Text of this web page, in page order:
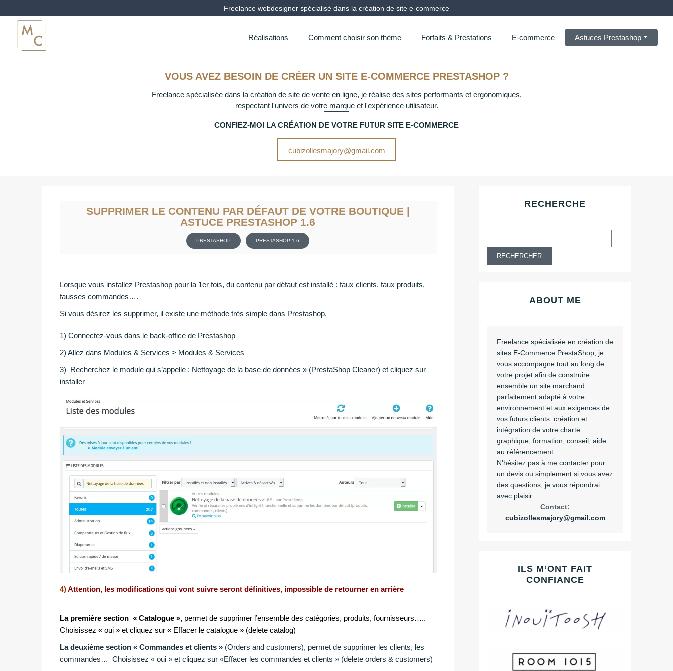
Freelance webdesigner spécialisé dans la création de site e-commerce
Réalisations Comment choisir son thème Forfaits & Prestations E-commerce Astuces Prestashop
VOUS AVEZ BESOIN DE CRÉER UN SITE E-COMMERCE PRESTASHOP ?
Freelance spécialisée dans la création de site de vente en ligne, je réalise des sites performants et ergonomiques,
respectant l'univers de votre marque et l'expérience utilisateur.
CONFIEZ-MOI LA CRÉATION DE VOTRE FUTUR SITE E-COMMERCE
cubizollesmajory@gmail.com
SUPPRIMER LE CONTENU PAR DÉFAUT DE VOTRE BOUTIQUE |
ASTUCE PRESTASHOP 1.6
PRESTASHOP PRESTASHOP 1.6
Lorsque vous installez Prestashop pour la 1er fois, du contenu par défaut est installé : faux clients, faux produits,
fausses commandes….
Si vous désirez les supprimer, il existe une méthode très simple dans Prestashop.
1) Connectez-vous dans le back-office de Prestashop
2) Allez dans Modules & Services > Modules & Services
3) Recherchez le module qui s’appelle : Nettoyage de la base de données » (PrestaShop Cleaner) et cliquez sur
installer
4)Attention, les modifications qui vont suivre seront définitives, impossible de retourner en arrière
La première section « Catalogue »,permet de supprimer l’ensemble des catégories, produits, fournisseurs…..
Choisissez « oui » et cliquez sur « Effacer le catalogue » (delete catalog)
La deuxième section « Commandes et clients »(Orders and customers), permet de supprimer les clients, les
commandes… Choisissez « oui » et cliquez sur «Effacer les commandes et clients » (delete orders & customers)
RECHERCHE
ABOUT ME
Freelance spécialisée en création de
sites E-Commerce PrestaShop, je
vous accompagne tout au long de
votre projet afin de construire
ensemble un site marchand
parfaitement adapté à votre
environnement et aux exigences de
vos futurs clients: création et
intégration de votre charte
graphique, formation, conseil, aide
au référencement…
N’hésitez pas à me contacter pour
un devis ou simplement si vous avez
des questions, je vous répondrai
avec plaisir.
Contact:
cubizollesmajory@gmail.com
ILS M’ONT FAIT
CONFIANCE